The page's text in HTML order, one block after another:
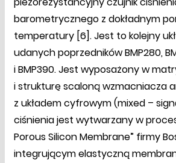
barometrycznego z dokładnym
temperatury [6]. Jest to kolejny
udanych poprzedników BMP280,
i BMP390. Jest wyposażony w
i strukturę scaloną wzmacniacza
z układem cyfrowym (mixed –
ciśnienia jest wytwarzany w
Porous Silicon Membrane” firmy
integrującym elastyczną